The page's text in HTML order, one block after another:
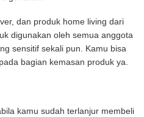
dan produk home living dari
digunakan oleh semua anggota
sensitif sekali pun. Kamu bisa
bagian kemasan produk ya.
kamu sudah terlanjur membeli